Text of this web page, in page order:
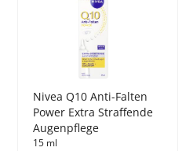
Nivea Q10 Anti-Falten
Power Extra Straffende
Augenpflege
15 ml